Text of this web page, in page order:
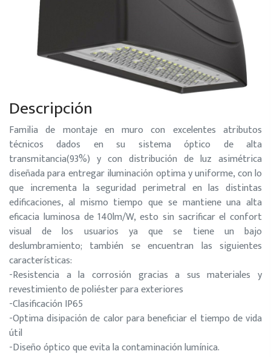
Descripción
Familia de montaje en muro con excelentes atributos
técnicos dados en su sistema óptico de alta
transmitancia(93%) y con distribución de luz asimétrica
diseñada para entregar iluminación optima y uniforme, con lo
que incrementa la seguridad perimetral en las distintas
edificaciones, al mismo tiempo que se mantiene una alta
eficacia luminosa de 140lm/W, esto sin sacrificar el confort
visual de los usuarios ya que se tiene un bajo
deslumbramiento; también se encuentran las siguientes
características:
-Resistencia a la corrosión gracias a sus materiales y
revestimiento de poliéster para exteriores
-Clasificación IP65
-Optima disipación de calor para beneficiar el tiempo de vida
útil
-Diseño óptico que evita la contaminación lumínica.